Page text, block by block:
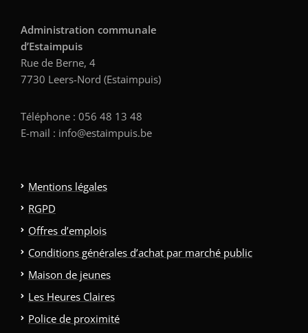
Administration communale
d’Estaimpuis
Rue de Berne, 4
7730 Leers-Nord (Estaimpuis)
Téléphone : 056 48 13 48
E-mail : info@estaimpuis.be
Mentions légales
RGPD
Offres d’emplois
Conditions générales d’achat par marché public
Maison de jeunes
Les Heures Claires
Police de proximité